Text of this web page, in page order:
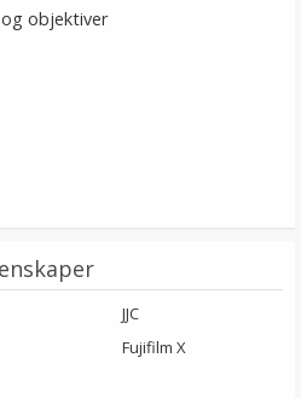
og objektiver
JJC
Fujifilm X